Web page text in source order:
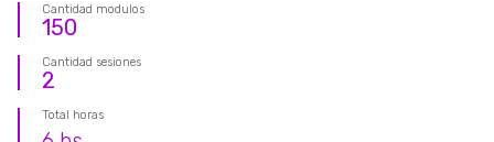
Cantidad modulos
150
Cantidad sesiones
2
Total horas